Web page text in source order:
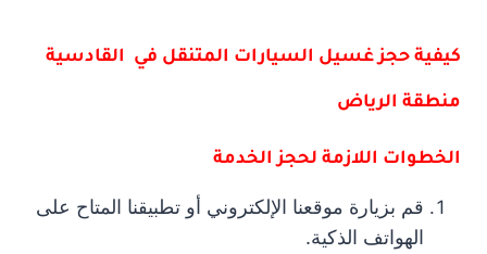
كيفية حجز غسيل السيارات المتنقل في القادسية
منطقة الرياض
الخطوات اللازمة لحجز الخدمة
قم بزيارة موقعنا الإلكتروني أو تطبيقنا المتاح على
الهواتف الذكية.